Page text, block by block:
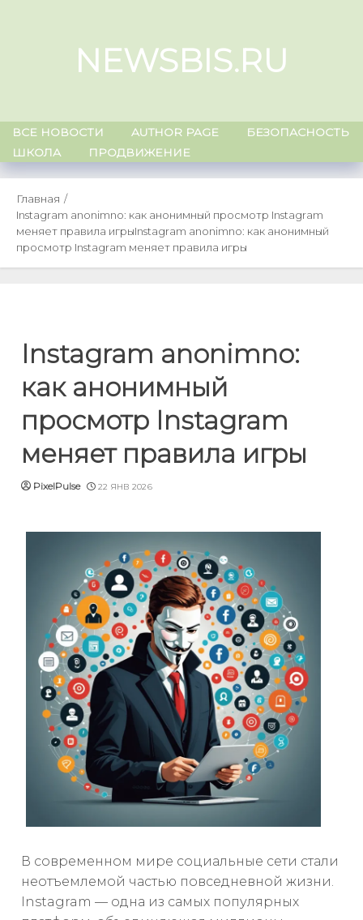
NEWSBIS.RU
ВСЕ НОВОСТИ AUTHOR PAGE
БЕЗОПАСНОСТЬ
ШКОЛА
ПРОДВИЖЕНИЕ
Главная
Instagram anonimno: как анонимный просмотр Instagram
меняет правила игрыInstagram anonimno: как анонимный
просмотр Instagram меняет правила игры
Instagram anonimno:
как анонимный
просмотр Instagram
меняет правила игры
PixelPulse 22 ЯНВ 2026
В современном мире социальные сети стали
неотъемлемой частью повседневной жизни.
Instagram — одна из самых популярных